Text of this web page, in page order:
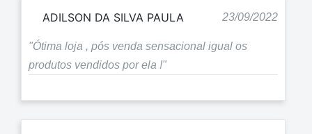
ADILSON DA SILVA PAULA 23/09/2022
"Ótima loja , pós venda sensacional igual os
produtos vendidos por ela !"